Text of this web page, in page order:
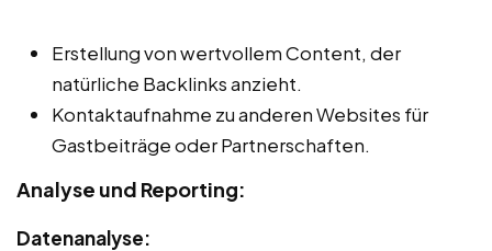
Erstellung von wertvollem Content, der
natürliche Backlinks anzieht.
Kontaktaufnahme zu anderen Websites für
Gastbeiträge oder Partnerschaften.
Analyse und Reporting:
Datenanalyse: